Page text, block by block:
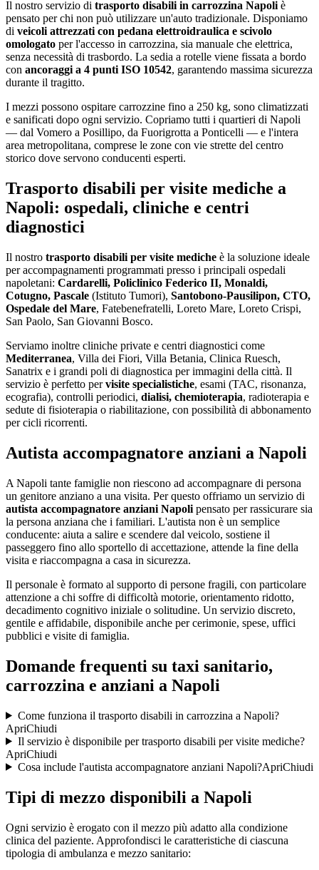
Il nostro servizio di trasporto disabili in carrozzina Napoli è
pensato per chi non può utilizzare un'auto tradizionale. Disponiamo
di veicoli attrezzati con pedana elettroidraulica e scivolo
omologato per l'accesso in carrozzina, sia manuale che elettrica,
senza necessità di trasbordo. La sedia a rotelle viene fissata a bordo
con ancoraggi a 4 punti ISO 10542, garantendo massima sicurezza
durante il tragitto.
I mezzi possono ospitare carrozzine fino a 250 kg, sono climatizzati
e sanificati dopo ogni servizio. Copriamo tutti i quartieri di Napoli
— dal Vomero a Posillipo, da Fuorigrotta a Ponticelli — e l'intera
area metropolitana, comprese le zone con vie strette del centro
storico dove servono conducenti esperti.
Trasporto disabili per visite mediche a
Napoli: ospedali, cliniche e centri
diagnostici
Il nostro trasporto disabili per visite mediche è la soluzione ideale
per accompagnamenti programmati presso i principali ospedali
napoletani: Cardarelli, Policlinico Federico II, Monaldi,
Cotugno, Pascale (Istituto Tumori), Santobono-Pausilipon, CTO,
Ospedale del Mare, Fatebenefratelli, Loreto Mare, Loreto Crispi,
San Paolo, San Giovanni Bosco.
Serviamo inoltre cliniche private e centri diagnostici come
Mediterranea, Villa dei Fiori, Villa Betania, Clinica Ruesch,
Sanatrix e i grandi poli di diagnostica per immagini della città. Il
servizio è perfetto pervisite specialistiche, esami (TAC, risonanza,
ecografia), controlli periodici, dialisi, chemioterapia, radioterapia e
sedute di fisioterapia o riabilitazione, con possibilità di abbonamento
per cicli ricorrenti.
Autista accompagnatore anziani a Napoli
A Napoli tante famiglie non riescono ad accompagnare di persona
un genitore anziano a una visita. Per questo offriamo un servizio di
autista accompagnatore anziani Napoli pensato per rassicurare sia
la persona anziana che i familiari. L'autista non è un semplice
conducente: aiuta a salire e scendere dal veicolo, sostiene il
passeggero fino allo sportello di accettazione, attende la fine della
visita e riaccompagna a casa in sicurezza.
Il personale è formato al supporto di persone fragili, con particolare
attenzione a chi soffre di difficoltà motorie, orientamento ridotto,
decadimento cognitivo iniziale o solitudine. Un servizio discreto,
gentile e affidabile, disponibile anche per cerimonie, spese, uffici
pubblici e visite di famiglia.
Domande frequenti su taxi sanitario,
carrozzina e anziani a Napoli
Come funziona il trasporto disabili in carrozzina a Napoli?
ApriChiudi
Il servizio è disponibile per trasporto disabili per visite mediche?
ApriChiudi
Cosa include l'autista accompagnatore anziani Napoli?ApriChiudi
Tipi di mezzo disponibili a Napoli
Ogni servizio è erogato con il mezzo più adatto alla condizione
clinica del paziente. Approfondisci le caratteristiche di ciascuna
tipologia di ambulanza e mezzo sanitario: